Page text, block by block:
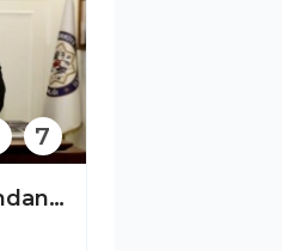
Alanya Belediyesi'nden zabıta denetimine ilişkin açıklama!
7